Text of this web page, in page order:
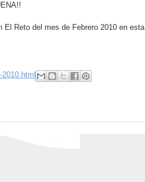
Reto del mes de Febrero 2010 en esta